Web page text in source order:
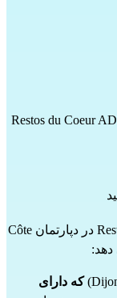
Restos du Coeur
پروژه های ادغام انجمن منطقه‌ای Restos du Cœur در دپارتمان Côte
که دارای